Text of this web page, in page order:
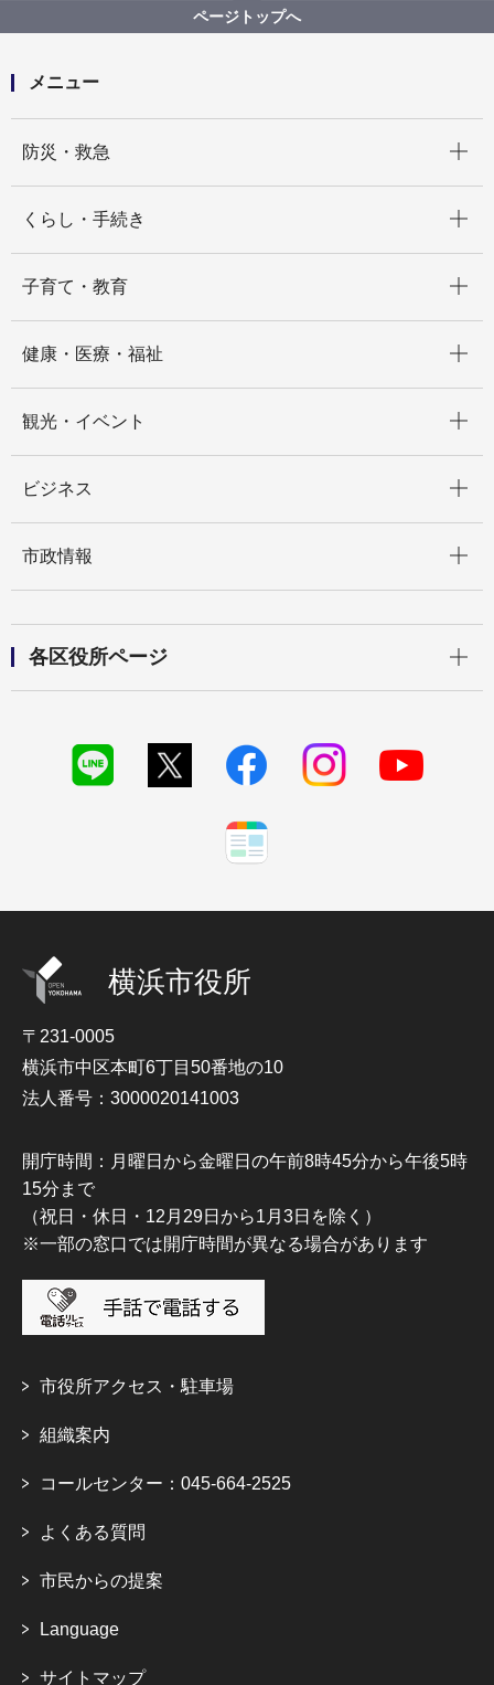
「はまっ子未来カンパニープロジェクト」学習発表会
～はまっ子が横浜の未来を語る会～を開催します！
ページトップへ
メニュー
防災・救急
くらし・手続き
子育て・教育
健康・医療・福祉
観光・イベント
ビジネス
市政情報
各区役所ページ
横浜市役所
〒231-0005
横浜市中区本町6丁目50番地の10
法人番号：3000020141003
開庁時間：月曜日から金曜日の午前8時45分から午後5時
15分まで
（祝日・休日・12月29日から1月3日を除く）
※一部の窓口では開庁時間が異なる場合があります
市役所アクセス・駐車場
組織案内
コールセンター：045-664-2525
よくある質問
市民からの提案
Language
サイトマップ